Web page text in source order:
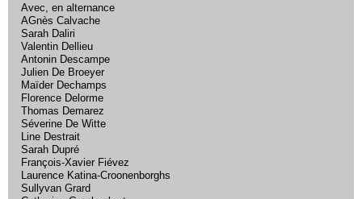
Avec, en alternance
AGnès Calvache
Sarah Daliri
Valentin Dellieu
Antonin Descampe
Julien De Broeyer
Maïder Dechamps
Florence Delorme
Thomas Demarez
Séverine De Witte
Line Destrait
Sarah Dupré
François-Xavier Fiévez
Laurence Katina-Croonenborghs
Sullyvan Grard